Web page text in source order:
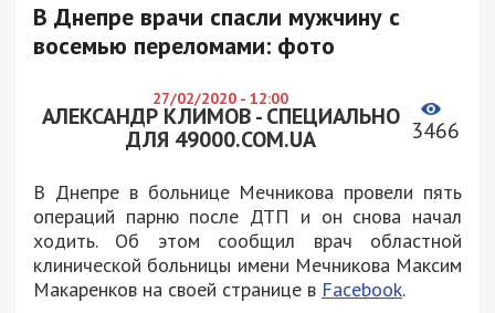
В Днепре врачи спасли мужчину с
восемью переломами: фото
27/02/2020 - 12:00
АЛЕКСАНДР КЛИМОВ - СПЕЦИАЛЬНО
ДЛЯ 49000.COM.UA
3466
В Днепре в больнице Мечникова провели пять
операций парню после ДТП и он снова начал
ходить. Об этом сообщил врач областной
клинической больницы имени Мечникова Максим
Макаренков на своей странице в Facebook.